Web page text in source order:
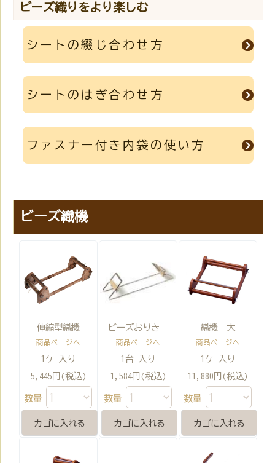
ビーズ織りをより楽しむ
シートの綴じ合わせ方
シートのはぎ合わせ方
ファスナー付き内袋の使い方
ビーズ織機
伸縮型織機
商品ページへ
1ケ 入り
5,445円(税込)
数量
ビーズおりき
商品ページへ
1台 入り
1,584円(税込)
数量
織機 大
商品ページへ
1ケ 入り
11,880円(税込)
数量